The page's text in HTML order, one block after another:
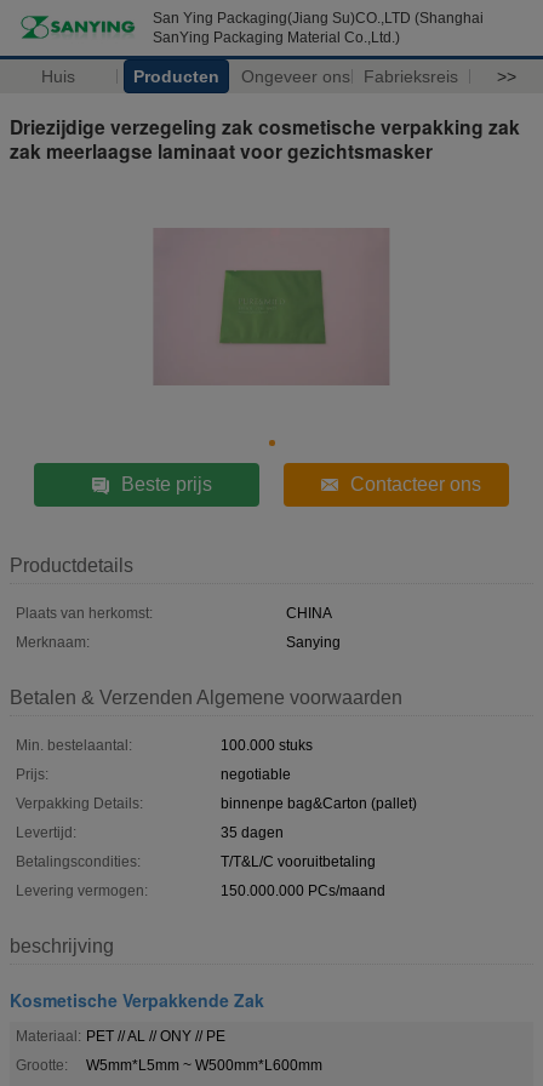
San Ying Packaging(Jiang Su)CO.,LTD (Shanghai
SanYing Packaging Material Co.,Ltd.)
Huis Producten Ongeveer ons Fabrieksreis >>
Driezijdige verzegeling zak cosmetische verpakking zak
zak meerlaagse laminaat voor gezichtsmasker
Beste prijs Contacteer ons
Productdetails
Plaats van herkomst:
CHINA
Merknaam:
Sanying
Betalen & Verzenden Algemene voorwaarden
Min. bestelaantal:
100.000 stuks
Prijs:
negotiable
Verpakking Details:
binnenpe bag&Carton (pallet)
Levertijd:
35 dagen
Betalingscondities:
T/T&L/C vooruitbetaling
Levering vermogen:
150.000.000 PCs/maand
beschrijving
Kosmetische Verpakkende Zak
Materiaal: PET // AL // ONY // PE
Grootte:
W5mm*L5mm ~ W500mm*L600mm